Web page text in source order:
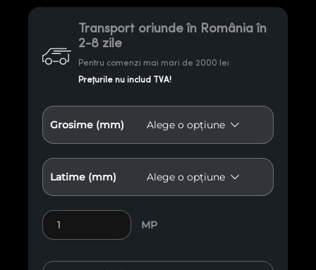
Transport oriunde în România în
2-8 zile
Pentru comenzi mai mari de 2000 lei
Prețurile nu includ TVA!
Grosime (mm)
Latime (mm)
Cantitate Lemn exotic Ayous Thermo E10
MP